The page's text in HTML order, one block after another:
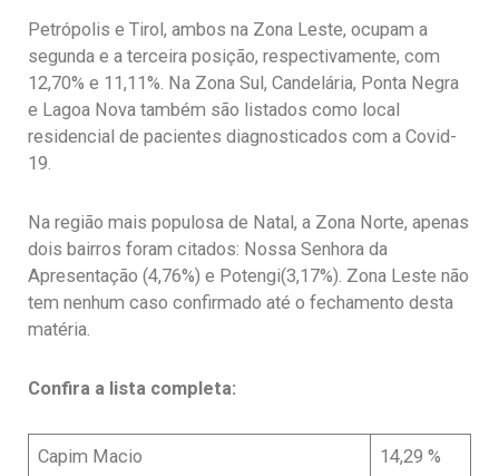
Petrópolis e Tirol, ambos na Zona Leste, ocupam a
segunda e a terceira posição, respectivamente, com
12,70% e 11,11%. Na Zona Sul, Candelária, Ponta Negra
e Lagoa Nova também são listados como local
residencial de pacientes diagnosticados com a Covid-
19.
Na região mais populosa de Natal, a Zona Norte, apenas
dois bairros foram citados: Nossa Senhora da
Apresentação (4,76%) e Potengi(3,17%). Zona Leste não
tem nenhum caso confirmado até o fechamento desta
matéria.
Confira a lista completa:
Capim Macio 14,29 %